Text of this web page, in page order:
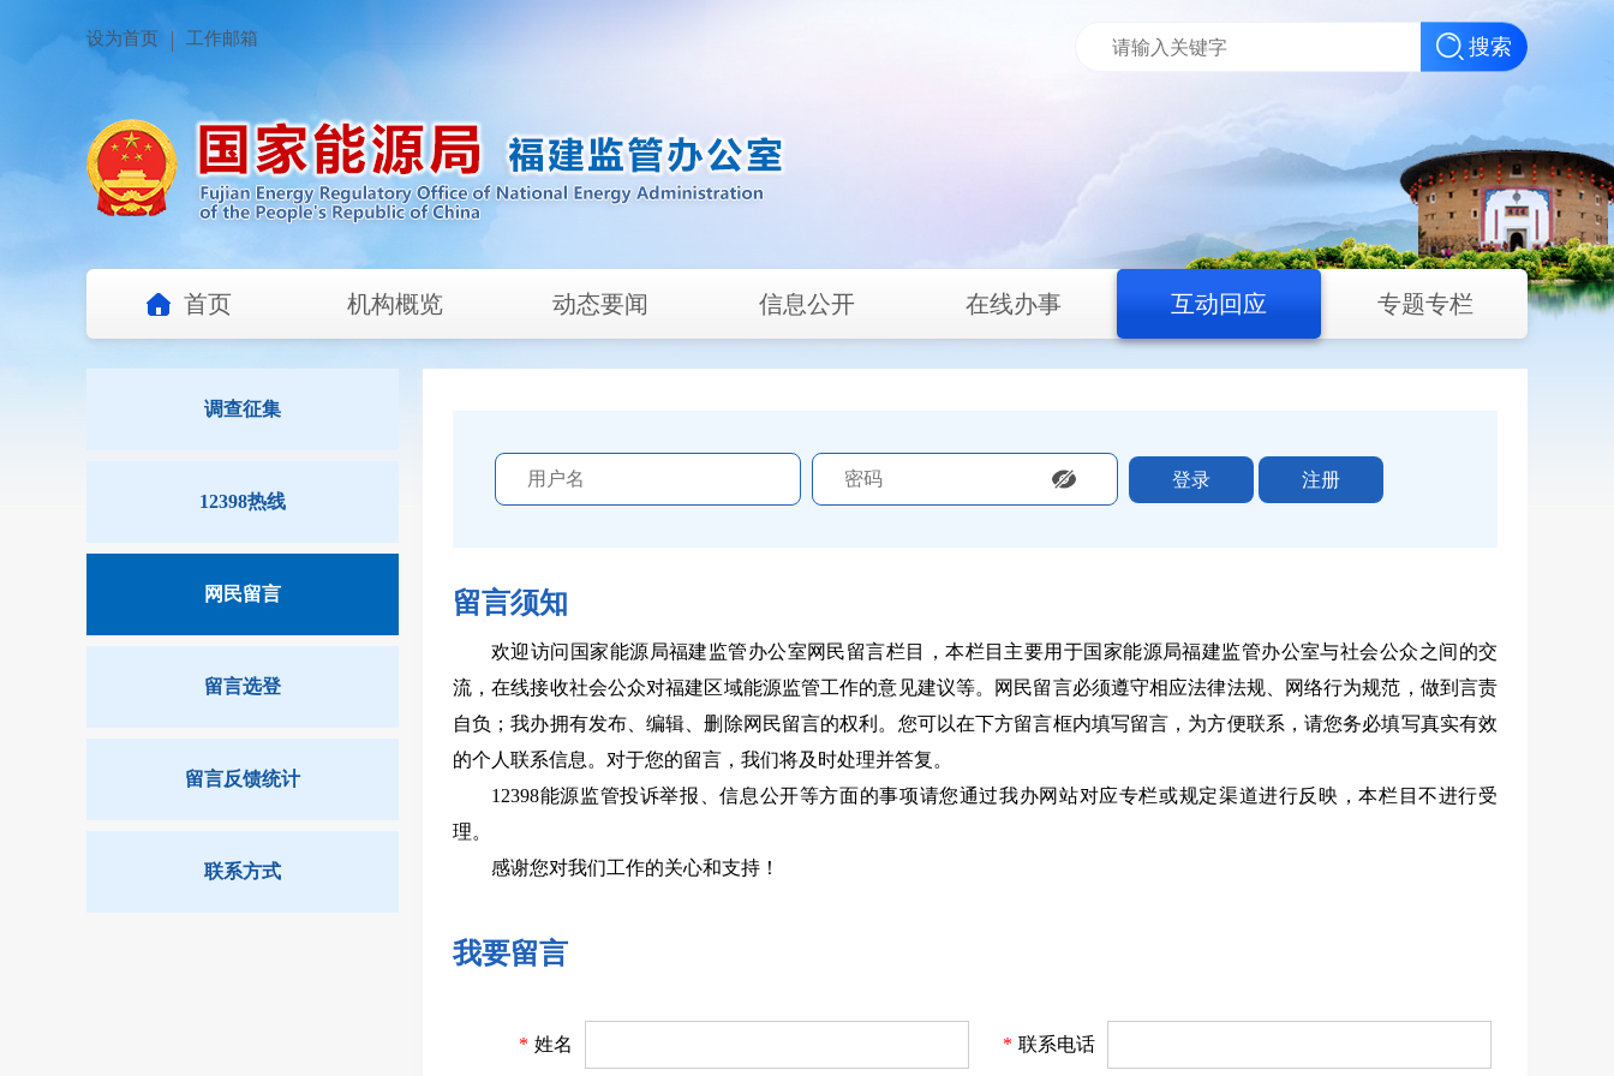
设为首页 工作邮箱 搜索
首页 机构概览 动态要闻 信息公开 在线办事 互动回应 专题专栏
调查征集
12398热线
网民留言
留言选登
留言反馈统计
联系方式
登录 注册
留言须知
欢迎访问国家能源局福建监管办公室网民留言栏目，本栏目主要用于国家能源局福建监管办公室与社会公众之间的交
流，在线接收社会公众对福建区域能源监管工作的意见建议等。网民留言必须遵守相应法律法规、网络行为规范，做到言责
自负；我办拥有发布、编辑、删除网民留言的权利。您可以在下方留言框内填写留言，为方便联系，请您务必填写真实有效
的个人联系信息。对于您的留言，我们将及时处理并答复。
12398能源监管投诉举报、信息公开等方面的事项请您通过我办网站对应专栏或规定渠道进行反映，本栏目不进行受
理。
感谢您对我们工作的关心和支持！
我要留言
* 姓名 * 联系电话